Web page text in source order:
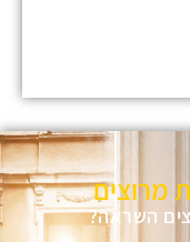
מרוצים
השראה?